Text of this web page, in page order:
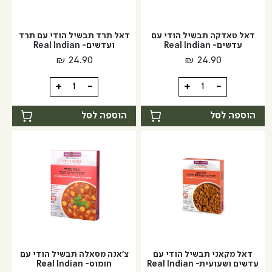
דאל טאדקה תבשיל הודי עם
עדשים- Real Indian
₪ 24.90
-
כמות
של
דאל
טאדקה
הודי
עם
עדשים-
Real
Indian
+
הוספה לסל
דאל תרד תבשיל הודי עם תרד
ועדשים- Real Indian
₪ 24.90
-
כמות
של
דאל
תרד
הודי
עם
תרד
ועדשים-
Real
+
הוספה לסל
דאל מקאני תבשיל הודי עם
עדשים ושעועית- Real Indian
צ'אנה מסאלה תבשיל הודי עם
חומוס- Real Indian